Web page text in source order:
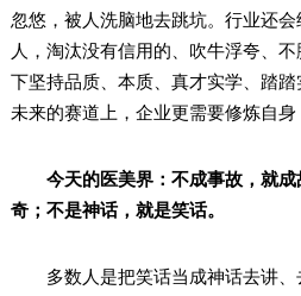
忽悠，被人洗脑地去跳坑。行业还
人，淘汰没有信用的、吹牛浮夸、
下坚持品质、本质、真才实学、踏
未来的赛道上，企业更需要修炼自身
今天的医美界：不成事故，就
奇；不是神话，就是笑话。
多数人是把笑话当成神话去讲、